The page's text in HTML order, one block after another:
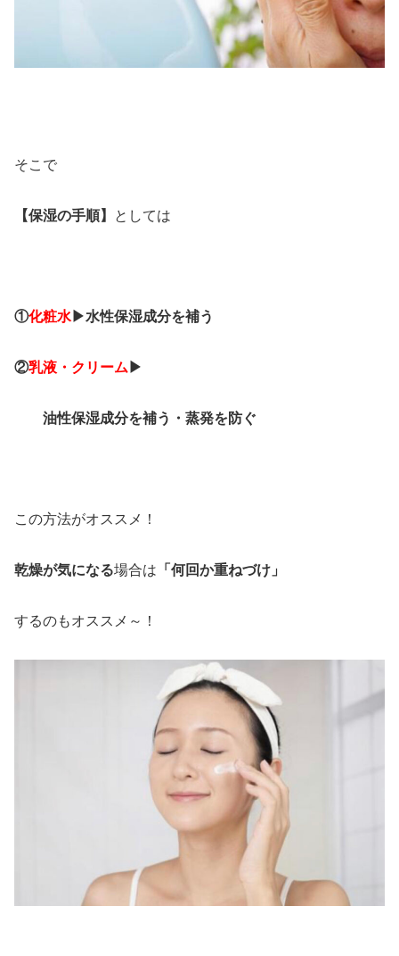
そこで
【保湿の手順】 としては
①化粧水 ▶水性保湿成分を補う
②乳液・クリーム ▶
油性保湿成分を補う・蒸発を防ぐ
この方法がオススメ！
乾燥が気になる場合は 「何回か重ねづけ」
するのもオススメ～！